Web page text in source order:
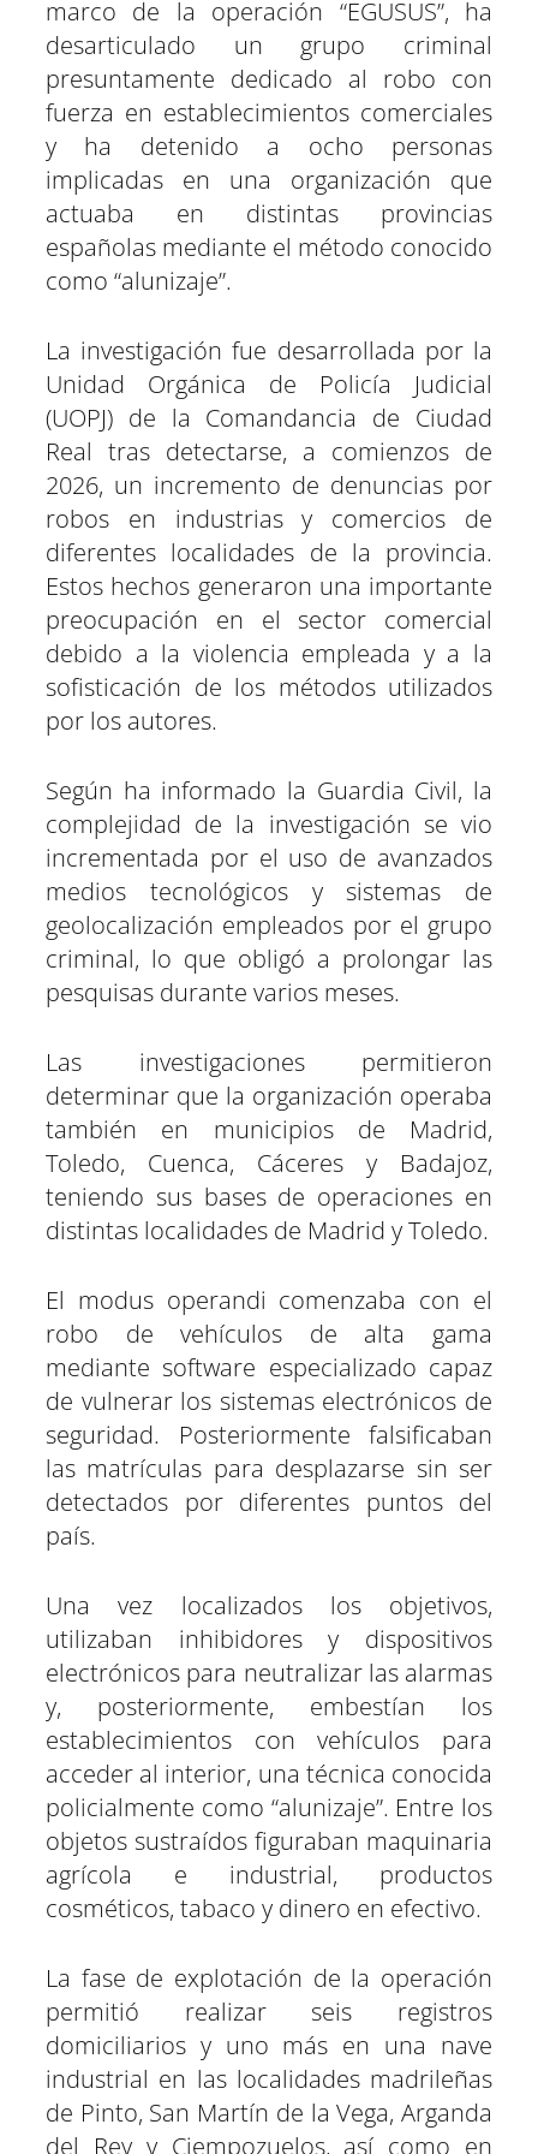
i
r
e
n
e
r
) e
n
i
r
e
n
p i
r
e
n
m i
r
s
t
i
r
e
n
n
marco de la operación “EGUSUS”, ha
desarticulado un grupo criminal
presuntamente dedicado al robo con
fuerza en establecimientos comerciales
y ha detenido a ocho personas
implicadas en una organización que
actuaba en distintas provincias
españolas mediante el método conocido
como “alunizaje”.
La investigación fue desarrollada por la
Unidad Orgánica de Policía Judicial
(UOPJ) de la Comandancia de Ciudad
Real tras detectarse, a comienzos de
2026, un incremento de denuncias por
robos en industrias y comercios de
diferentes localidades de la provincia.
Estos hechos generaron una importante
preocupación en el sector comercial
debido a la violencia empleada y a la
sofisticación de los métodos utilizados
por los autores.
Según ha informado la Guardia Civil, la
complejidad de la investigación se vio
incrementada por el uso de avanzados
medios tecnológicos y sistemas de
geolocalización empleados por el grupo
criminal, lo que obligó a prolongar las
pesquisas durante varios meses.
Las investigaciones permitieron
determinar que la organización operaba
también en municipios de Madrid,
Toledo, Cuenca, Cáceres y Badajoz,
teniendo sus bases de operaciones en
distintas localidades de Madrid y Toledo.
El modus operandi comenzaba con el
robo de vehículos de alta gama
mediante software especializado capaz
de vulnerar los sistemas electrónicos de
seguridad. Posteriormente falsificaban
las matrículas para desplazarse sin ser
detectados por diferentes puntos del
país.
Una vez localizados los objetivos,
utilizaban inhibidores y dispositivos
electrónicos para neutralizar las alarmas
y, posteriormente, embestían los
establecimientos con vehículos para
acceder al interior, una técnica conocida
policialmente como “alunizaje”. Entre los
objetos sustraídos figuraban maquinaria
agrícola e industrial, productos
cosméticos, tabaco y dinero en efectivo.
La fase de explotación de la operación
permitió realizar seis registros
domiciliarios y uno más en una nave
industrial en las localidades madrileñas
de Pinto, San Martín de la Vega, Arganda
del Rey y Ciempozuelos, así como en